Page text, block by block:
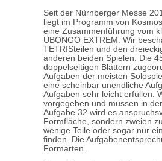
Seit der Nürnberger Messe
liegt im Programm von
eine Zusammenführung vom
UBONGO EXTREM. Wir
TETRISteilen und den
anderen beiden Spielen. Die
doppelseitigen Blättern
Aufgaben der meisten
eine scheinbar unendliche
Aufgaben sehr leicht erfüllen.
vorgegeben und müssen in
Aufgabe 32 wird es
Formfläche, sondern zweien
wenige Teile oder sogar nur
finden. Die
Formarten.